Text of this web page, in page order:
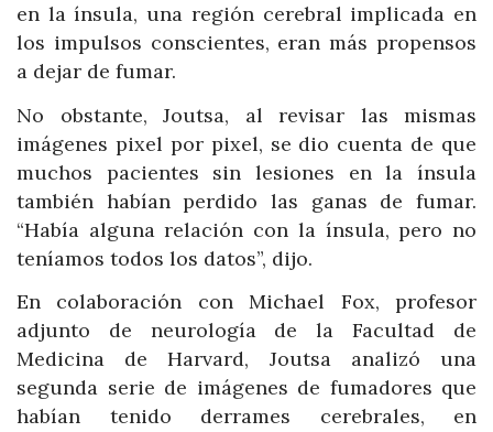
en la ínsula, una región cerebral implicada en
los impulsos conscientes, eran más propensos
a dejar de fumar.
No obstante, Joutsa, al revisar las mismas
imágenes pixel por pixel, se dio cuenta de que
muchos pacientes sin lesiones en la ínsula
también habían perdido las ganas de fumar.
“Había alguna relación con la ínsula, pero no
teníamos todos los datos”, dijo.
En colaboración con Michael Fox, profesor
adjunto de neurología de la Facultad de
Medicina de Harvard, Joutsa analizó una
segunda serie de imágenes de fumadores que
habían tenido derrames cerebrales, en